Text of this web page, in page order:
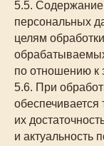
5.5.
персональных
целям
по отношению к
5.6. При
их
и актуальность